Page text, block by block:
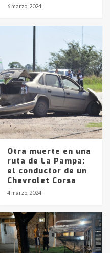
6 marzo, 2024
Otra muerte en una
ruta de La Pampa:
el conductor de un
Chevrolet Corsa
4 marzo, 2024
fueron
lunes